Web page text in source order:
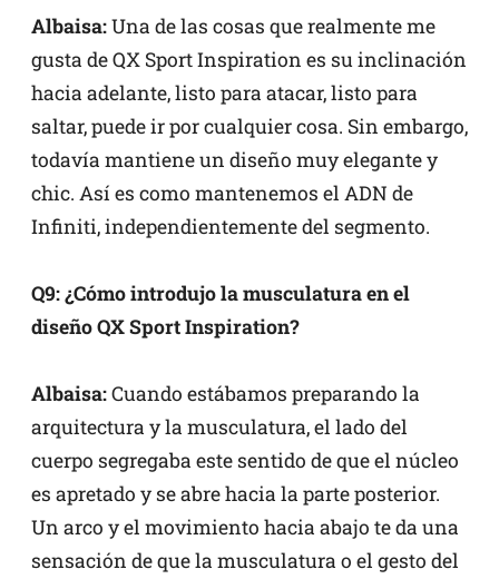
Albaisa:Una de las cosas que realmente me
gusta de QX Sport Inspiration es su inclinación
hacia adelante, listo para atacar, listo para
saltar, puede ir por cualquier cosa. Sin embargo,
todavía mantiene un diseño muy elegante y
chic. Así es como mantenemos el ADN de
Infiniti, independientemente del segmento.
Q9: ¿Cómo introdujo la musculatura en el
diseño QX Sport Inspiration?
Albaisa:Cuando estábamos preparando la
arquitectura y la musculatura, el lado del
cuerpo segregaba este sentido de que el núcleo
es apretado y se abre hacia la parte posterior.
Un arco y el movimiento hacia abajo te da una
sensación de que la musculatura o el gesto del